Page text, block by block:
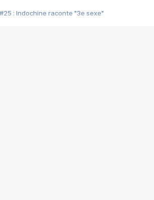
#25 : Indochine raconte "3e sexe"